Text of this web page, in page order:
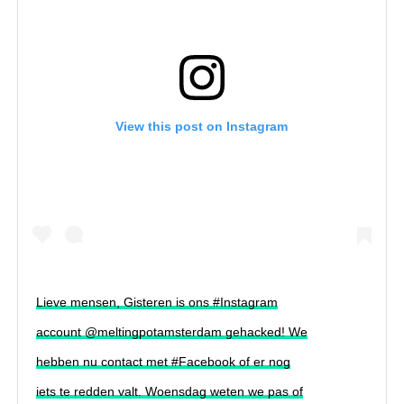
View this post on Instagram
Lieve mensen, Gisteren is ons #Instagram
account @meltingpotamsterdam gehacked! We
hebben nu contact met #Facebook of er nog
iets te redden valt. Woensdag weten we pas of